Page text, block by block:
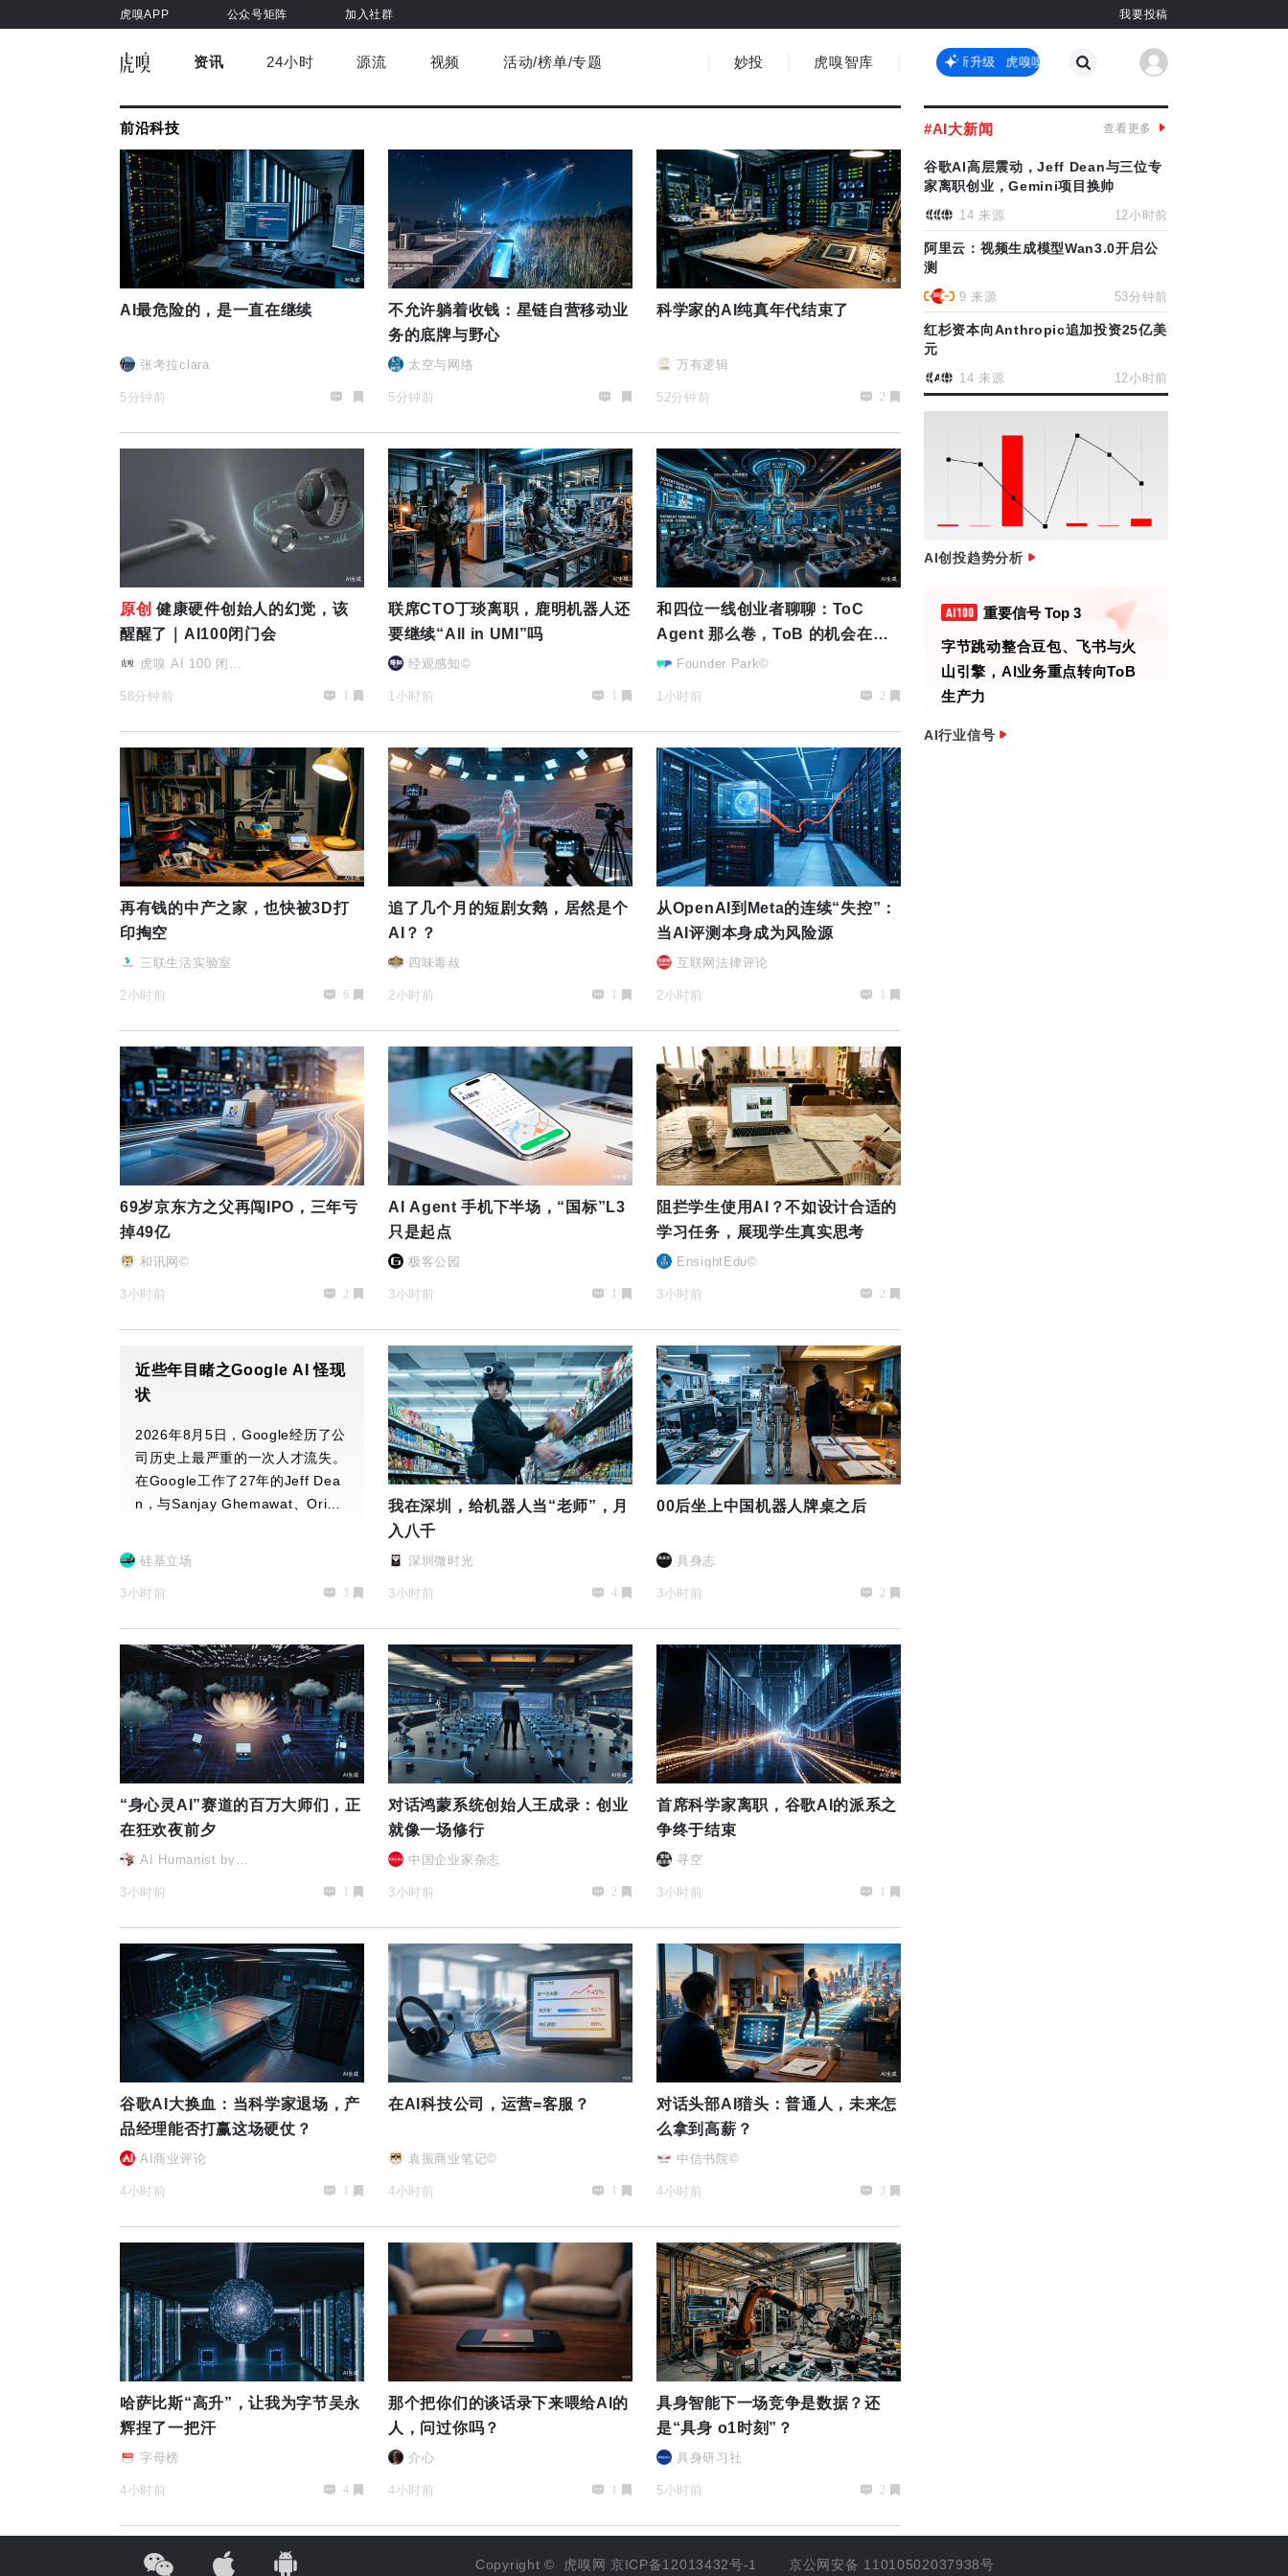
虎嗅APP 公众号矩阵 加入社群 我要投稿
资讯
全部 前沿科技 车与出行 商业消费 社会文化 金融财经 出海
国际热点
24小时 源流 视频 活动/榜单/专题 妙投 虎嗅智库 虎嗅嗅全新升级 虎嗅嗅全新升级
前沿科技
AI最危险的，是一直在继续
张考拉clara
5分钟前
不允许躺着收钱：星链自营移动业
务的底牌与野心
太空与网络
5分钟前
科学家的AI纯真年代结束了
万有逻辑
52分钟前 2
原创 健康硬件创始人的幻觉，该
醒醒了｜AI100闭门会
虎嗅 AI 100 闭门
58分钟前
1
联席CTO丁琰离职，鹿明机器人还
要继续“All in UMI”吗
经观感知©
1小时前 1
和四位一线创业者聊聊：ToC
Agent 那么卷，ToB 的机会在
哪、落地卡点在哪？
Founder Park©
1小时前 2
再有钱的中产之家，也快被3D打
印掏空
三联生活实验室
2小时前 6
追了几个月的短剧女鹅，居然是个
AI？？
四味毒叔
2小时前 1
从OpenAI到Meta的连续“失控”：
当AI评测本身成为风险源
互联网法律评论
2小时前 1
69岁京东方之父再闯IPO，三年亏
掉49亿
和讯网©
3小时前 2
AI Agent 手机下半场，“国标”L3
只是起点
极客公园
3小时前 1
阻拦学生使用AI？不如设计合适的
学习任务，展现学生真实思考
EnsightEdu©
3小时前 2
近些年目睹之Google AI 怪现
状
2026年8月5日，Google经历了公
司历史上最严重的一次人才流失。
在Google工作了27年的Jeff Dea
n，与Sanjay Ghemawat、Oriol
硅基立场
3小时前 3
我在深圳，给机器人当“老师”，月
入八千
深圳微时光
3小时前 4
00后坐上中国机器人牌桌之后
具身志
3小时前 2
“身心灵AI”赛道的百万大师们，正
在狂欢夜前夕
AI Humanist by杉
3小时前
1
对话鸿蒙系统创始人王成录：创业
就像一场修行
中国企业家杂志
3小时前 2
首席科学家离职，谷歌AI的派系之
争终于结束
寻空
3小时前 1
谷歌AI大换血：当科学家退场，产
品经理能否打赢这场硬仗？
AI商业评论
4小时前 1
在AI科技公司，运营=客服？
袁振商业笔记©
4小时前 1
对话头部AI猎头：普通人，未来怎
么拿到高薪？
中信书院©
4小时前 3
哈萨比斯“高升”，让我为字节吴永
辉捏了一把汗
字母榜
4小时前 4
那个把你们的谈话录下来喂给AI的
人，问过你吗？
介心
4小时前 1
具身智能下一场竞争是数据？还
是“具身 o1时刻”？
具身研习社
5小时前 2
#AI大新闻 查看更多
谷歌AI高层震动，Jeff Dean与三位专
家离职创业，Gemini项目换帅
14 来源 12小时前
阿里云：视频生成模型Wan3.0开启公
测
9 来源 53分钟前
红杉资本向Anthropic追加投资25亿美
元
14 来源 12小时前
AI创投趋势分析
重要信号 Top 3
华为昇腾宣布已支持 RL 训推
一致性，实测获得最高 60% 性
能收益
AI行业信号
Copyright © 虎嗅网 京ICP备12013432号-1 京公网安备 11010502037938号